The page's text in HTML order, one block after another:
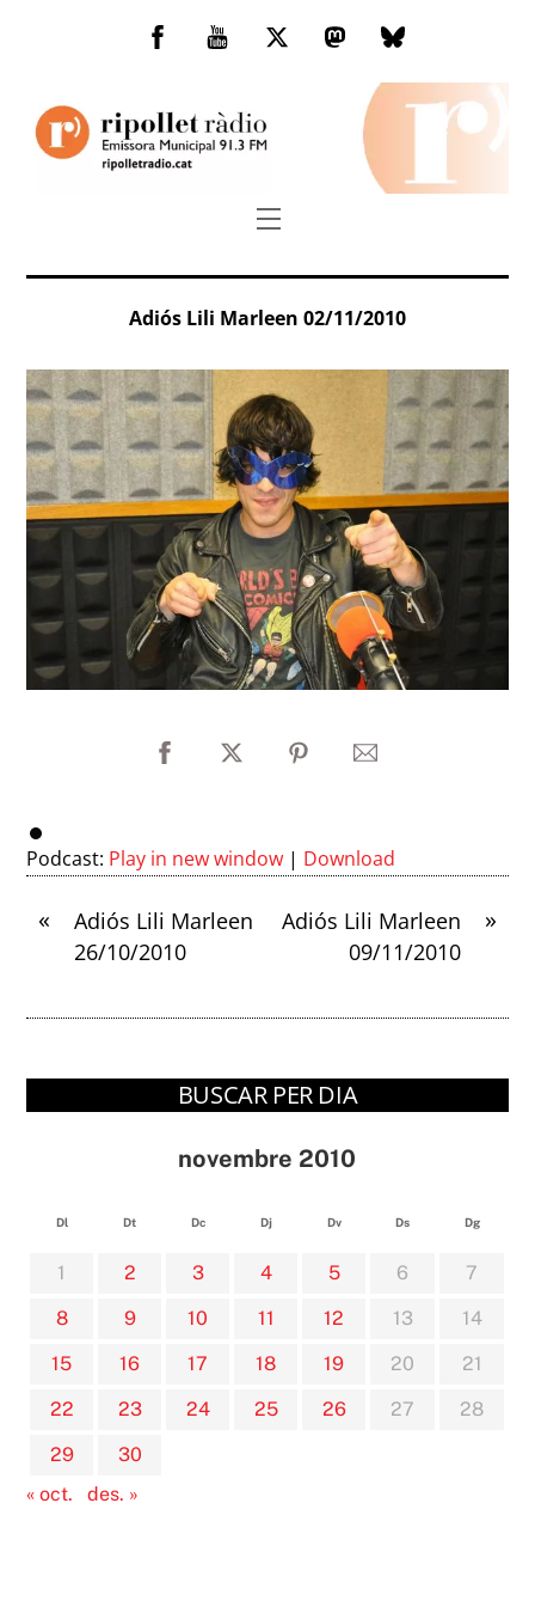
Facebook
You
TwitterMastodonBluesky
Menu
Adiós Lili Marleen 02/11/2010
Podcast: Play in new window | Download
«
Adiós Lili Marleen
26/10/2010
»
Adiós Lili Marleen
09/11/2010
BUSCAR PER DIA
novembre 2010
Dl Dt Dc Dj Dv Ds Dg
1 2 3 4 5 6
7
8
9 10 11 12 13
14
15
16 17 18 19 20
21
22
23 24 25 26 27
28
29
30
« oct.
des. »